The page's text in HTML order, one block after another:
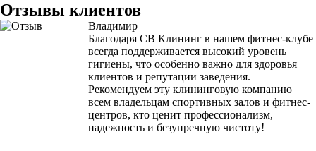
Отзывы клиентов
Владимир
Благодаря СВ Клининг в нашем фитнес-клубе
всегда поддерживается высокий уровень
гигиены, что особенно важно для здоровья
клиентов и репутации заведения.
Рекомендуем эту клининговую компанию
всем владельцам спортивных залов и фитнес-
центров, кто ценит профессионализм,
надежность и безупречную чистоту!